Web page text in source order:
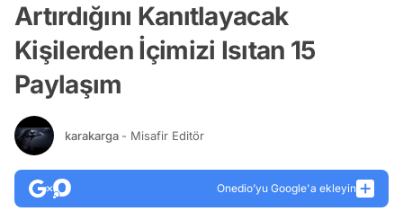
Artırdığını Kanıtlayacak
Kişilerden İçimizi Isıtan 15
Paylaşım
karakarga - Misafir Editör
Onedio’yu Google'a ekleyin